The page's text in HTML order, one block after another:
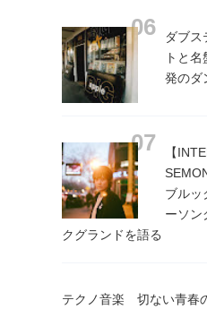
ダブス
トと
発のダ
【
ブルッ
ーソ
クグランドを語る
テクノ音楽 切ない青春